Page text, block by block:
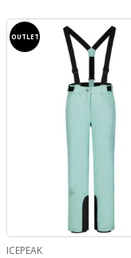
OUTLET
ICEPEAK